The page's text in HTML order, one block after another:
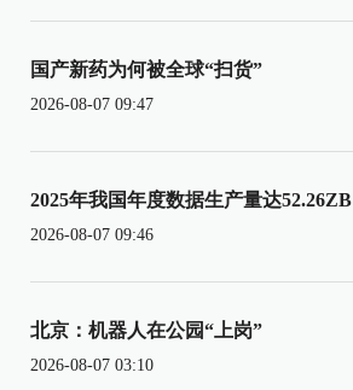
国产新药为何被全球“扫货”
2026-08-07 09:47
2025年我国年度数据生产量达52.26ZB
2026-08-07 09:46
北京：机器人在公园“上岗”
2026-08-07 03:10